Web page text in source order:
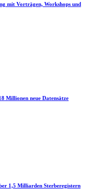
mit Vorträgen, Workshops und
Millionen neue Datensätze
1,5 Milliarden Sterberegistern